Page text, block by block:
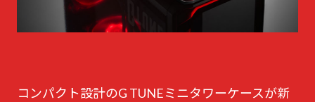
コンパクト設計のG TUNEミニタワーケースが新